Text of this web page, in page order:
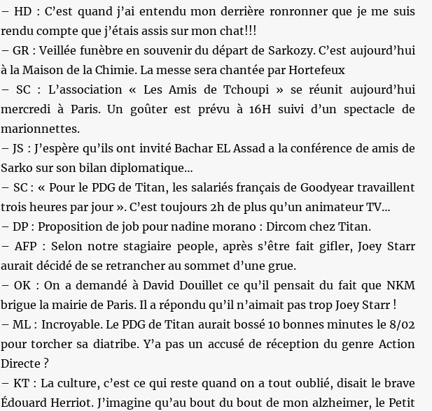
– HD : C’est quand j’ai entendu mon derrière ronronner que je me suis
rendu compte que j’étais assis sur mon chat!!!
– GR : Veillée funèbre en souvenir du départ de Sarkozy. C’est aujourd’hui
à la Maison de la Chimie. La messe sera chantée par Hortefeux
– SC : L’association « Les Amis de Tchoupi » se réunit aujourd’hui
mercredi à Paris. Un goûter est prévu à 16H suivi d’un spectacle de
marionnettes.
– JS : J’espère qu’ils ont invité Bachar EL Assad a la conférence de amis de
Sarko sur son bilan diplomatique…
– SC : « Pour le PDG de Titan, les salariés français de Goodyear travaillent
trois heures par jour ». C’est toujours 2h de plus qu’un animateur TV…
– DP : Proposition de job pour nadine morano : Dircom chez Titan.
– AFP : Selon notre stagiaire people, après s’être fait gifler, Joey Starr
aurait décidé de se retrancher au sommet d’une grue.
– OK : On a demandé à David Douillet ce qu’il pensait du fait que NKM
brigue la mairie de Paris. Il a répondu qu’il n’aimait pas trop Joey Starr !
– ML : Incroyable. Le PDG de Titan aurait bossé 10 bonnes minutes le 8/02
pour torcher sa diatribe. Y’a pas un accusé de réception du genre Action
Directe ?
– KT : La culture, c’est ce qui reste quand on a tout oublié, disait le brave
Édouard Herriot. J’imagine qu’au bout du bout de mon alzheimer, le Petit